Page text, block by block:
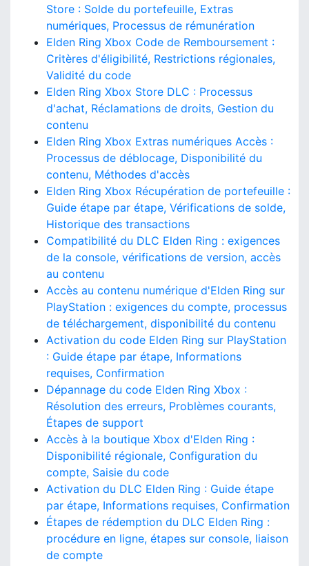
Store : Solde du portefeuille, Extras
numériques, Processus de rémunération
Elden Ring Xbox Code de Remboursement :
Critères d'éligibilité, Restrictions régionales,
Validité du code
Elden Ring Xbox Store DLC : Processus
d'achat, Réclamations de droits, Gestion du
contenu
Elden Ring Xbox Extras numériques Accès :
Processus de déblocage, Disponibilité du
contenu, Méthodes d'accès
Elden Ring Xbox Récupération de portefeuille :
Guide étape par étape, Vérifications de solde,
Historique des transactions
Compatibilité du DLC Elden Ring : exigences
de la console, vérifications de version, accès
au contenu
Accès au contenu numérique d'Elden Ring sur
PlayStation : exigences du compte, processus
de téléchargement, disponibilité du contenu
Activation du code Elden Ring sur PlayStation
: Guide étape par étape, Informations
requises, Confirmation
Dépannage du code Elden Ring Xbox :
Résolution des erreurs, Problèmes courants,
Étapes de support
Accès à la boutique Xbox d'Elden Ring :
Disponibilité régionale, Configuration du
compte, Saisie du code
Activation du DLC Elden Ring : Guide étape
par étape, Informations requises, Confirmation
Étapes de rédemption du DLC Elden Ring :
procédure en ligne, étapes sur console, liaison
de compte